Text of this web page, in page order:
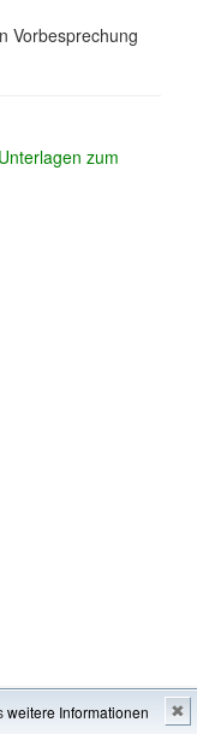
weitere Informationen ✖
Vorbesprechung
zum
---Inhaltsverzeichnis